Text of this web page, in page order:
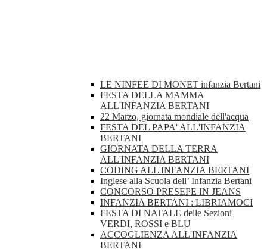
LE NINFEE DI MONET infanzia Bertani
FESTA DELLA MAMMA
ALL'INFANZIA BERTANI
22 Marzo, giornata mondiale dell'acqua
FESTA DEL PAPA' ALL'INFANZIA
BERTANI
GIORNATA DELLA TERRA
ALL'INFANZIA BERTANI
CODING ALL'INFANZIA BERTANI
Inglese alla Scuola dell’ Infanzia Bertani
CONCORSO PRESEPE IN JEANS
INFANZIA BERTANI : LIBRIAMOCI
FESTA DI NATALE delle Sezioni
VERDI, ROSSI e BLU
ACCOGLIENZA ALL'INFANZIA
BERTANI